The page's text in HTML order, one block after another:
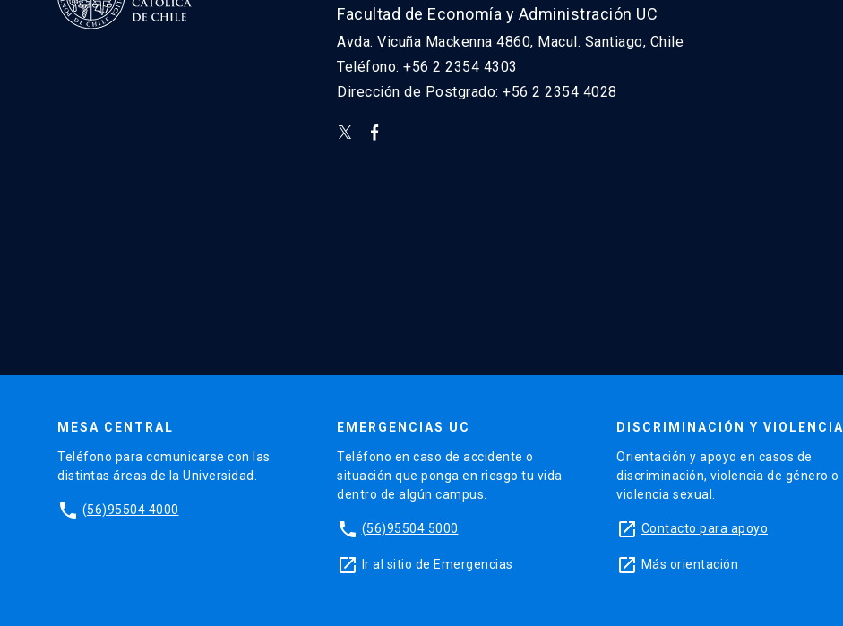
Facultad de Economía y Administración UC
Avda. Vicuña Mackenna 4860, Macul. Santiago, Chile
Teléfono: +56 2 2354 4303
Dirección de Postgrado: +56 2 2354 4028
MESA CENTRAL
Teléfono para comunicarse con las
distintas áreas de la Universidad.
phone (56)95504 4000
EMERGENCIAS UC
Teléfono en caso de accidente o
situación que ponga en riesgo tu vida
dentro de algún campus.
phone (56)95504 5000
launch Ir al sitio de Emergencias
DISCRIMINACIÓN Y VIOLENCIA
Orientación y apoyo en casos de
discriminación, violencia de género o
violencia sexual.
launch Contacto para apoyo
launch Más orientación